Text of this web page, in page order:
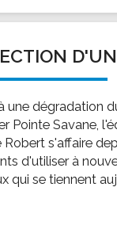
une dégradation
Pointe Savane,
Robert s'affaire
d'utiliser à
qui se tiennent